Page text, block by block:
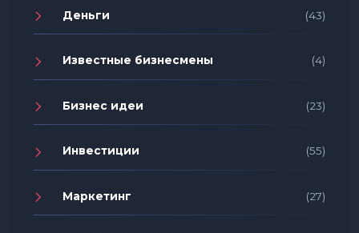
Деньги (43)
Известные бизнесмены (4)
Бизнес идеи (23)
Инвестиции (55)
Маркетинг (27)